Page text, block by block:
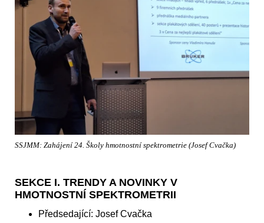
SSJMM: Zahájení 24. Školy hmotnostní spektrometrie (Josef Cvačka)
SEKCE I. TRENDY A NOVINKY V
HMOTNOSTNÍ SPEKTROMETRII
Předsedající: Josef Cvačka